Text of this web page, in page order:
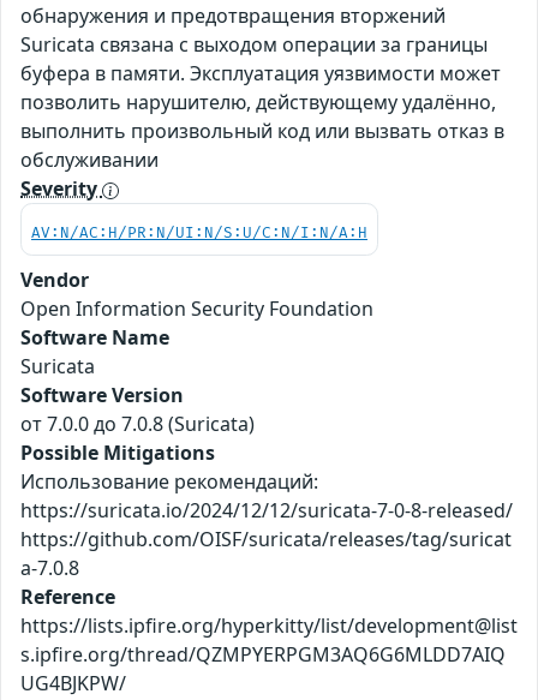
обнаружения и предотвращения вторжений
Suricata связана с выходом операции за границы
буфера в памяти. Эксплуатация уязвимости может
позволить нарушителю, действующему удалённо,
выполнить произвольный код или вызвать отказ в
обслуживании
Severity
AV:N/AC:H/PR:N/UI:N/S:U/C:N/I:N/A:H
Vendor
Open Information Security Foundation
Software Name
Suricata
Software Version
от 7.0.0 до 7.0.8 (Suricata)
Possible Mitigations
Использование рекомендаций:
https://suricata.io/2024/12/12/suricata-7-0-8-released/
https://github.com/OISF/suricata/releases/tag/suricat
a-7.0.8
Reference
https://lists.ipfire.org/hyperkitty/list/development@list
s.ipfire.org/thread/QZMPYERPGM3AQ6G6MLDD7AIQ
UG4BJKPW/